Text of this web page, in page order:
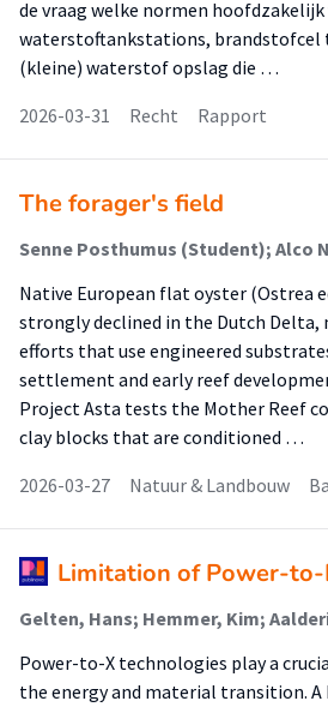
de vraag welke normen
waterstoftankstations, brandstofcel
(kleine) waterstof opslag die …
2026-03-31
Recht Rapport
The forager's field
Native European flat oyster (Ostrea
strongly declined in the Dutch
efforts that use engineered
settlement and early reef
Project Asta tests the Mother Reef
clay blocks that are conditioned …
2026-03-27
Natuur & Landbouw
Limitation of Power-
Power-to-X technologies play a
the energy and material transition.